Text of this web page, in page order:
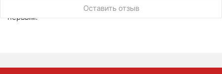
Оставить отзыв
У этого товара нет ни одного отзыва. Вы можете стать
первым.